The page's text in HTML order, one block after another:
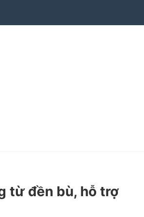
từ đền bù, hỗ trợ